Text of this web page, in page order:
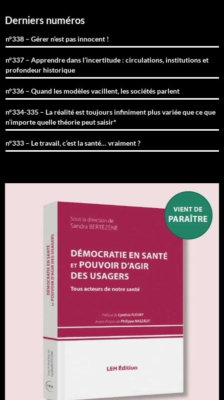
Derniers numéros
n°338 – Gérer n’est pas innocent !
n°337 – Apprendre dans l’incertitude : circulations, institutions et
profondeur historique
n°336 – Quand les modèles vacillent, les sociétés parlent
n°334-335 – La réalité est toujours infiniment plus variée que ce que
n’importe quelle théorie peut saisir*
n°333 – Le travail, c’est la santé… vraiment ?